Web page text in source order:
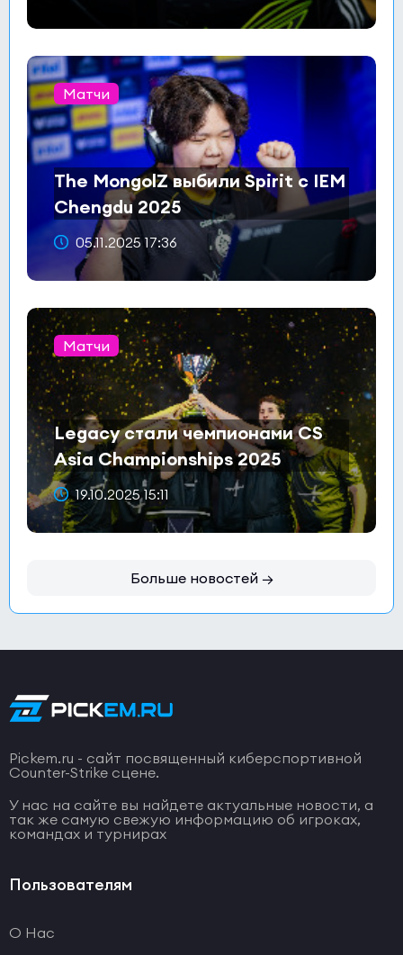
Матчи
The MongolZ выбили Spirit с IEM
Chengdu 2025
05.11.2025 17:36
Матчи
Legacy стали чемпионами CS
Asia Championships 2025
19.10.2025 15:11
Больше новостей →
Pickem.ru - сайт посвященный киберспортивной
Counter-Strike сцене.
У нас на сайте вы найдете актуальные новости, а
так же самую свежую информацию об игроках,
командах и турнирах
Пользователям
О Нас